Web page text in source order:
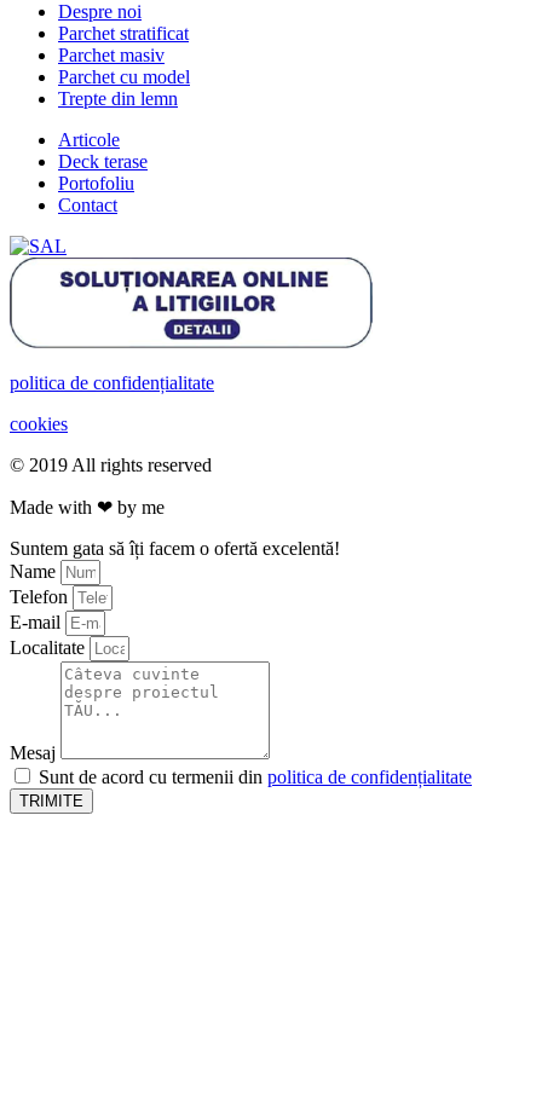
Despre noi
Parchet stratificat
Parchet masiv
Parchet cu model
Trepte din lemn
Articole
Deck terase
Portofoliu
Contact
politica de confidențialitate
cookies
© 2019 All rights reserved
Made with ❤ by me
Suntem gata să îți facem o ofertă excelentă!
Name
Telefon
E-mail
Localitate
Mesaj
Sunt de acord cu termenii din politica de confidențialitate
TRIMITE